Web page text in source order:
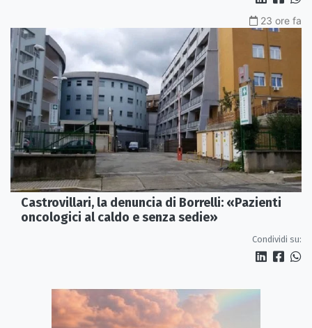
23 ore fa
Castrovillari, la denuncia di Borrelli: «Pazienti
oncologici al caldo e senza sedie»
Condividi su: